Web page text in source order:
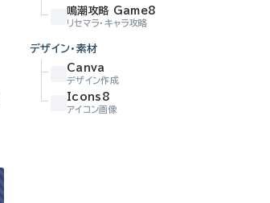
鳴潮攻略 Game8
リセマラ・キャラ攻略
デザイン・素材
Canva
デザイン作成
Icons8
アイコン画像